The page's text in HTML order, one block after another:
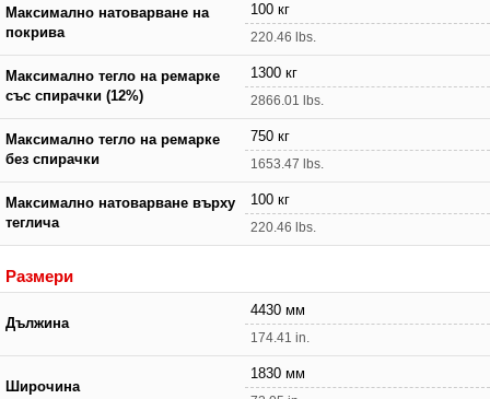
Максимално натоварване на
покрива
100 кг
220.46 lbs.
Максимално тегло на ремарке
със спирачки (12%)
1300 кг
2866.01 lbs.
Максимално тегло на ремарке
без спирачки
750 кг
1653.47 lbs.
Максимално натоварване върху
теглича
100 кг
220.46 lbs.
Размери
Дължина
4430 мм
174.41 in.
Широчина
1830 мм